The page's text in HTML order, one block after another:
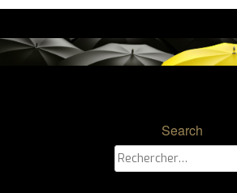
Search
Rechercher :